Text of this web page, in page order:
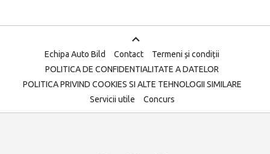
Echipa Auto Bild Contact
Termeni și condiții
POLITICA DE CONFIDENTIALITATE A DATELOR
POLITICA PRIVIND COOKIES SI ALTE TEHNOLOGII SIMILARE
Servicii utile
Concurs